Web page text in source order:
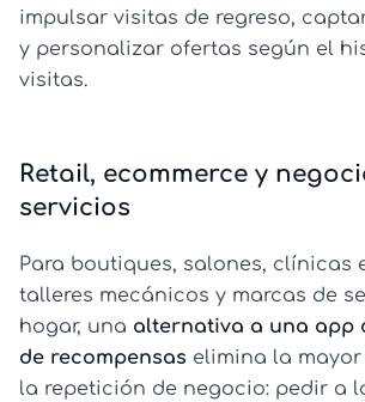
impulsar visitas de regreso,
y personalizar ofertas según el
visitas.
Retail, ecommerce y
servicios
Para boutiques, salones, clínicas
talleres mecánicos y marcas de
hogar, una alternativa a una app
de recompensas elimina la
la repetición de negocio: pedir a